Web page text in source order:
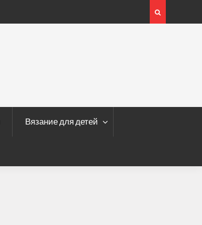
Вязание для детей